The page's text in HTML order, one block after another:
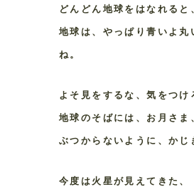
どんどん地球をはなれると
地球は、やっぱり青いよ丸
ね。
よそ見をするな、気をつけ
地球のそばには、お月さま
ぶつからないように、かじ
今度は火星が見えてきた、